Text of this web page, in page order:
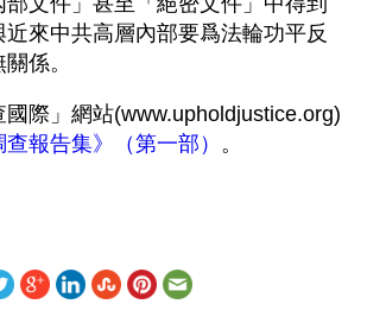
來中共高層內部要爲法輪功平反
係。
際」網站(www.upholdjustice.org)
查報告集》（第一部） 。